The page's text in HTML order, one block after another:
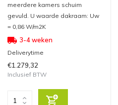
meerdere kamers schuim
gevuld. U waarde dakraam: Uw
= 0,86 W/m2K
3-4 weken
Deliverytime
€1.279,32
Inclusief BTW